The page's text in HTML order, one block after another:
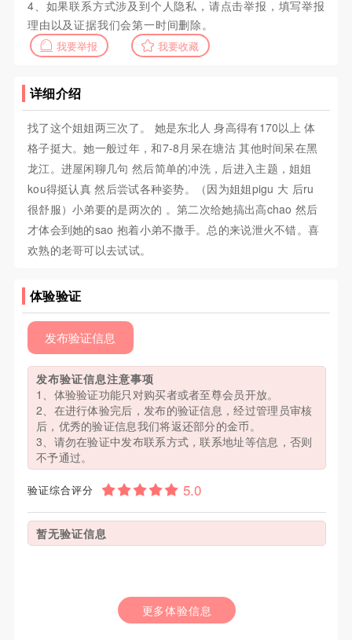
4、如果联系方式涉及到个人隐私，请点击举报，填写举报
理由以及证据我们会第一时间删除。
我要举报 我要收藏
详细介绍
找了这个姐姐两三次了。 她是东北人 身高得有170以上 体
格子挺大。她一般过年，和7-8月呆在塘沽 其他时间呆在黑
龙江。进屋闲聊几句 然后简单的冲洗，后进入主题，姐姐
kou得挺认真 然后尝试各种姿势。（因为姐姐pigu 大 后ru
很舒服）小弟要的是两次的 。第二次给她搞出高chao 然后
才体会到她的sao 抱着小弟不撒手。总的来说泄火不错。喜
欢熟的老哥可以去试试。
体验验证
发布验证信息
发布验证信息注意事项
1、体验验证功能只对购买者或者至尊会员开放。
2、在进行体验完后，发布的验证信息，经过管理员审核
后，优秀的验证信息我们将返还部分的金币。
3、请勿在验证中发布联系方式，联系地址等信息，否则
不予通过。
验证综合评分
暂无验证信息
更多体验信息